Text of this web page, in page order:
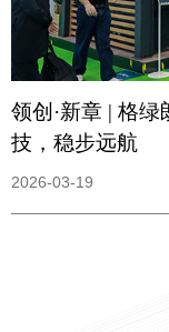
领创·新章 | 格
技，稳步远航
2026-03-19